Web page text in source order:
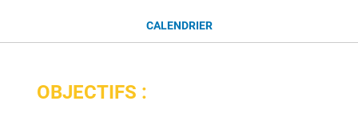
CALENDRIER
OBJECTIFS :